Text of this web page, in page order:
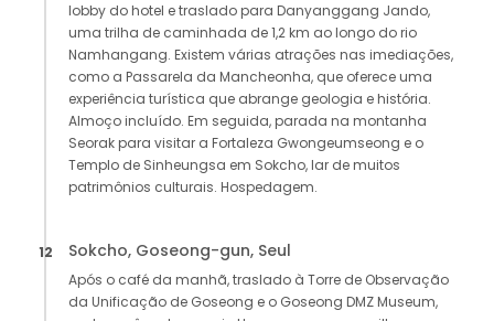
lobby do hotel e traslado para Danyanggang Jando,
uma trilha de caminhada de 1,2 km ao longo do rio
Namhangang. Existem várias atrações nas imediações,
como a Passarela da Mancheonha, que oferece uma
experiência turística que abrange geologia e história.
Almoço incluído. Em seguida, parada na montanha
Seorak para visitar a Fortaleza Gwongeumseong e o
Templo de Sinheungsa em Sokcho, lar de muitos
patrimônios culturais. Hospedagem.
12 Sokcho, Goseong-gun, Seul
Após o café da manhã, traslado à Torre de Observação
da Unificação de Goseong e o Goseong DMZ Museum,